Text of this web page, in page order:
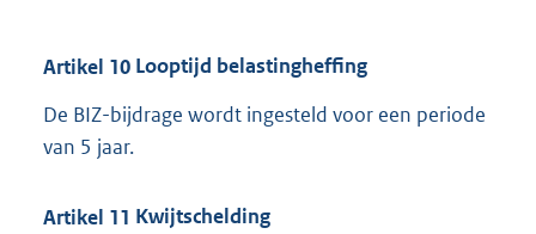
Artikel 10 Looptijd belastingheffing
De BIZ-bijdrage wordt ingesteld voor een periode
van 5 jaar.
Artikel 11 Kwijtschelding